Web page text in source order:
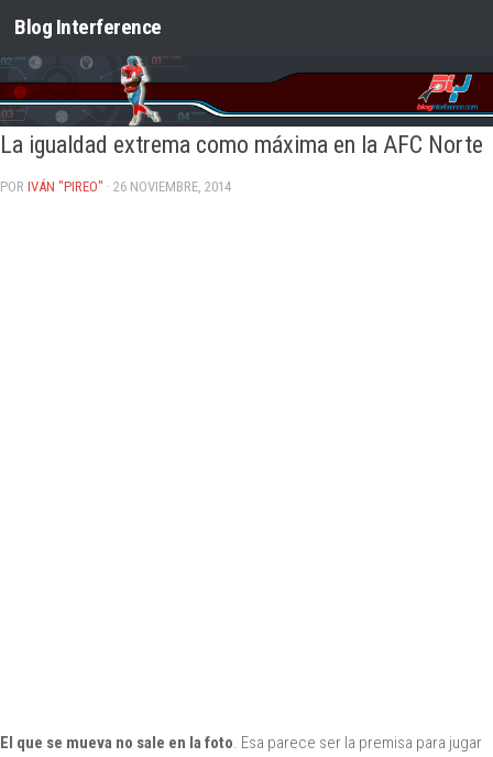
Saltar al contenido
Blog Interference
La igualdad extrema como máxima en la AFC Norte
POR IVÁN "PIREO" · 26 NOVIEMBRE, 2014
El que se mueva no sale en la foto. Esa parece ser la premisa para jugar